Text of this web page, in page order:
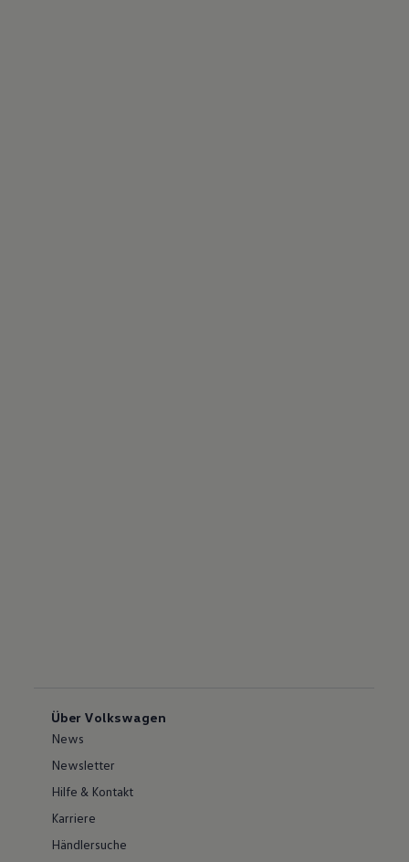
Über Volkswagen
News
Newsletter
Hilfe & Kontakt
Karriere
Händlersuche